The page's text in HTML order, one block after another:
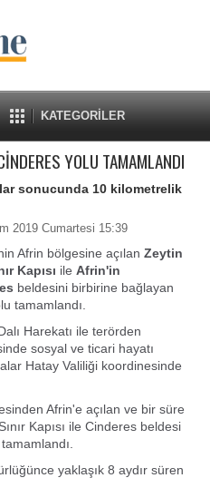
KATEGORİLER
YOLU TAMAMLANDI
sonucunda 10 kilometrelik
2019 Cumartesi 15:39
Afrin bölgesine açılan Zeytin
Kapısı ile Afrin'in
beldesini birbirine bağlayan
tamamlandı.
Harekatı ile terörden
sosyal ve ticari hayatı
Hatay Valiliği koordinesinde
Afrin'e açılan ve bir süre
Kapısı ile Cinderes beldesi
yaklaşık 8 aydır süren